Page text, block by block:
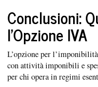
Conclusioni:
l’Opzione IVA
L’opzione per
con attività imponibili e
per chi opera in regimi